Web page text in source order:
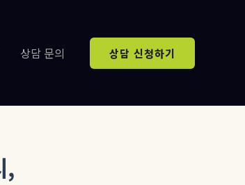
상담 문의 상담 신청하기
,